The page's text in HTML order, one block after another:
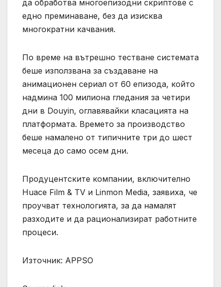
да обработва многоепизодни скриптове с
едно преминаване, без да изисква
многократни качвания.
По време на вътрешно тестване системата
беше използвана за създаване на
анимационен сериал от 60 епизода, който
надмина 100 милиона гледания за четири
дни в Douyin, оглавявайки класацията на
платформата. Времето за производство
беше намалено от типичните три до шест
месеца до само осем дни.
Продуцентските компании, включително
Huace Film & TV и Linmon Media, заявиха, че
проучват технологията, за да намалят
разходите и да рационализират работните
процеси.
Източник: APPSO